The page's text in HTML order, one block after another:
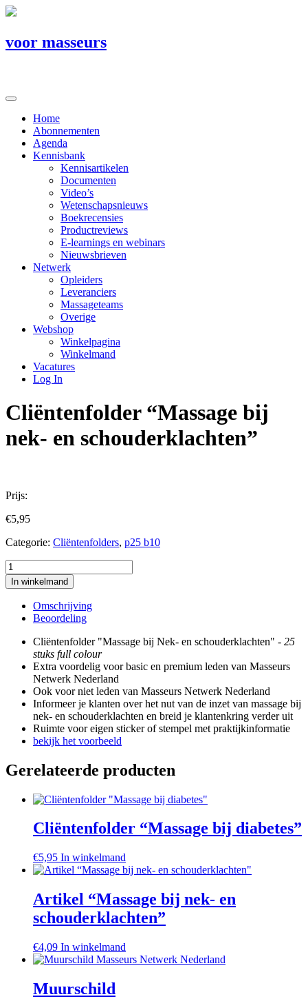
voor masseurs
Home
Abonnementen
Agenda
Kennisbank
Kennisartikelen
Documenten
Video’s
Wetenschapsnieuws
Boekrecensies
Productreviews
E-learnings en webinars
Nieuwsbrieven
Netwerk
Opleiders
Leveranciers
Massageteams
Overige
Webshop
Winkelpagina
Winkelmand
Vacatures
Log In
Cliëntenfolder “Massage bij
nek- en schouderklachten”
Prijs:
€5,95
Categorie: Cliëntenfolders, p25 b10
Cliëntenfolder
"Massage
bij
nek-
schouderklachten"
aantal
In winkelmand
Omschrijving
Beoordeling
Cliëntenfolder "Massage bij Nek- en schouderklachten" - 25
stuks full colour
Extra voordelig voor basic en premium leden van Masseurs
Netwerk Nederland
Ook voor niet leden van Masseurs Netwerk Nederland
Informeer je klanten over het nut van de inzet van massage bij
nek- en schouderklachten en breid je klantenkring verder uit
Ruimte voor eigen sticker of stempel met praktijkinformatie
bekijk het voorbeeld
Gerelateerde producten
Cliëntenfolder “Massage bij diabetes”
€5,95 In winkelmand
Artikel “Massage bij nek- en
schouderklachten”
€4,09 In winkelmand
Muurschild